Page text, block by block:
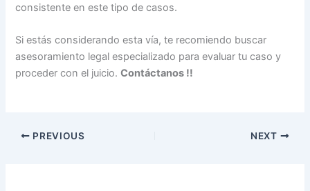
consistente en este tipo de casos.
Si estás considerando esta vía, te recomiendo buscar
asesoramiento legal especializado para evaluar tu caso y
proceder con el juicio.Contáctanos !!
PREVIOUS NEXT